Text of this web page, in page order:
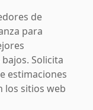
de
para
Solicita
estimaciones
los sitios web